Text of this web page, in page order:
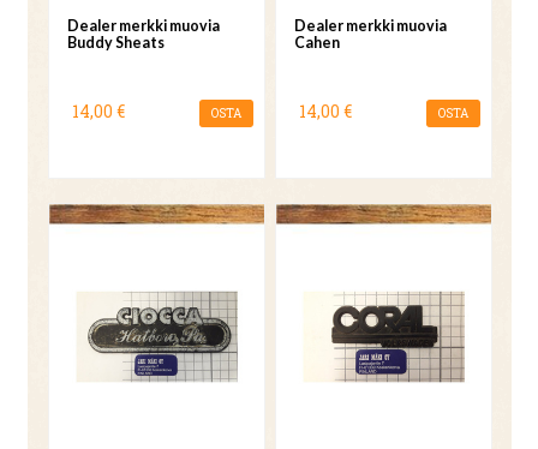
Dealer merkki muovia
Buddy Sheats
14,00 € OSTA
Dealer merkki muovia
Cahen
14,00 € OSTA